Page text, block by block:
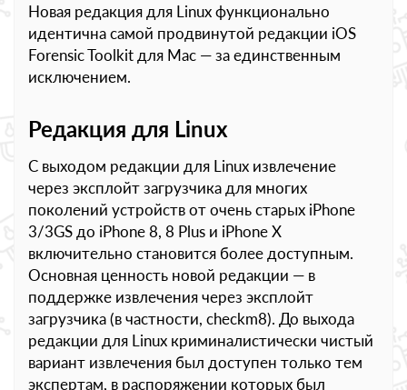
Новая редакция для Linux функционально
идентична самой продвинутой редакции iOS
Forensic Toolkit для Mac — за единственным
исключением.
Редакция для Linux
С выходом редакции для Linux извлечение
через эксплойт загрузчика для многих
поколений устройств от очень старых iPhone
3/3GS до iPhone 8, 8 Plus и iPhone X
включительно становится более доступным.
Основная ценность новой редакции — в
поддержке извлечения через эксплойт
загрузчика (в частности, checkm8). До выхода
редакции для Linux криминалистически чистый
вариант извлечения был доступен только тем
экспертам, в распоряжении которых был